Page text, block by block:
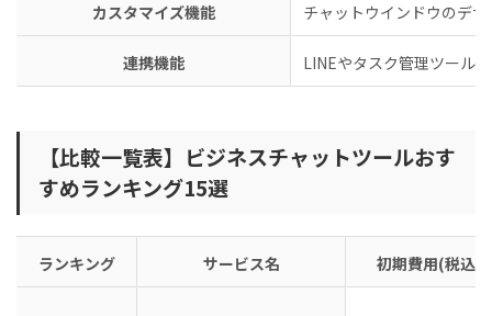
カスタマイズ機能 チャットウインドウのデ
連携機能 LINEやタスク管理ツール
【比較一覧表】ビジネスチャットツールおす
すめランキング15選
ランキング サービス名 初期費用(税込)